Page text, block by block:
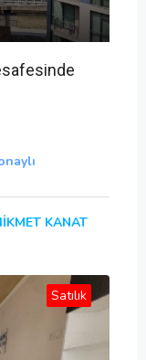
KANAT
Satılık